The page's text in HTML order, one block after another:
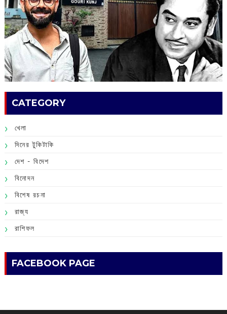
CATEGORY
খেলা
দিনের টুকিটাকি
দেশ - বিদেশ
বিনোদন
বিশেষ রচনা
রাজ্য
রাশিফল
FACEBOOK PAGE